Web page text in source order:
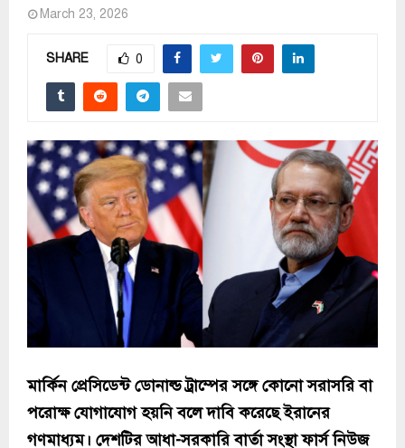
March 23, 2026
SHARE 0
মার্কিন প্রেসিডেন্ট ডোনাল্ড ট্রাম্পের সঙ্গে কোনো সরাসরি বা
পরোক্ষ যোগাযোগ হয়নি বলে দাবি করেছে ইরানের
গণমাধ্যম। দেশটির আধা-সরকারি বার্তা সংস্থা ফার্স নিউজ